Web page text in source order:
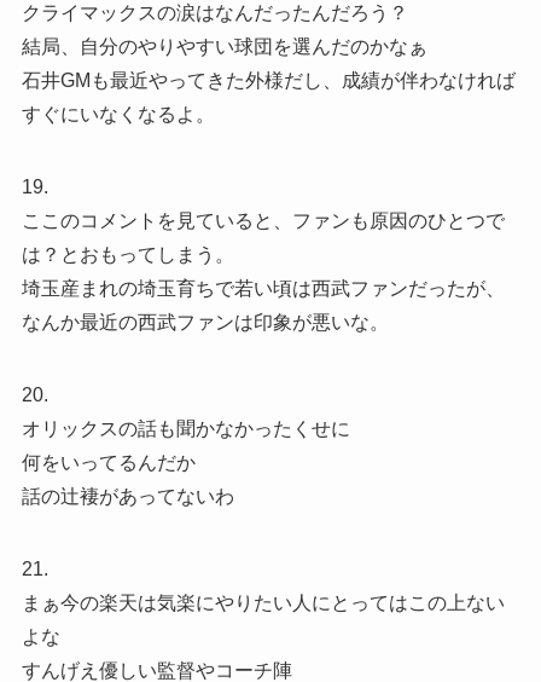
クライマックスの涙はなんだったんだろう？
結局、自分のやりやすい球団を選んだのかなぁ
石井GMも最近やってきた外様だし、成績が伴わなければ
すぐにいなくなるよ。
19.
ここのコメントを見ていると、ファンも原因のひとつで
は？とおもってしまう。
埼玉産まれの埼玉育ちで若い頃は西武ファンだったが、
なんか最近の西武ファンは印象が悪いな。
20.
オリックスの話も聞かなかったくせに
何をいってるんだか
話の辻褄があってないわ
21.
まぁ今の楽天は気楽にやりたい人にとってはこの上ない
よな
すんげえ優しい監督やコーチ陣